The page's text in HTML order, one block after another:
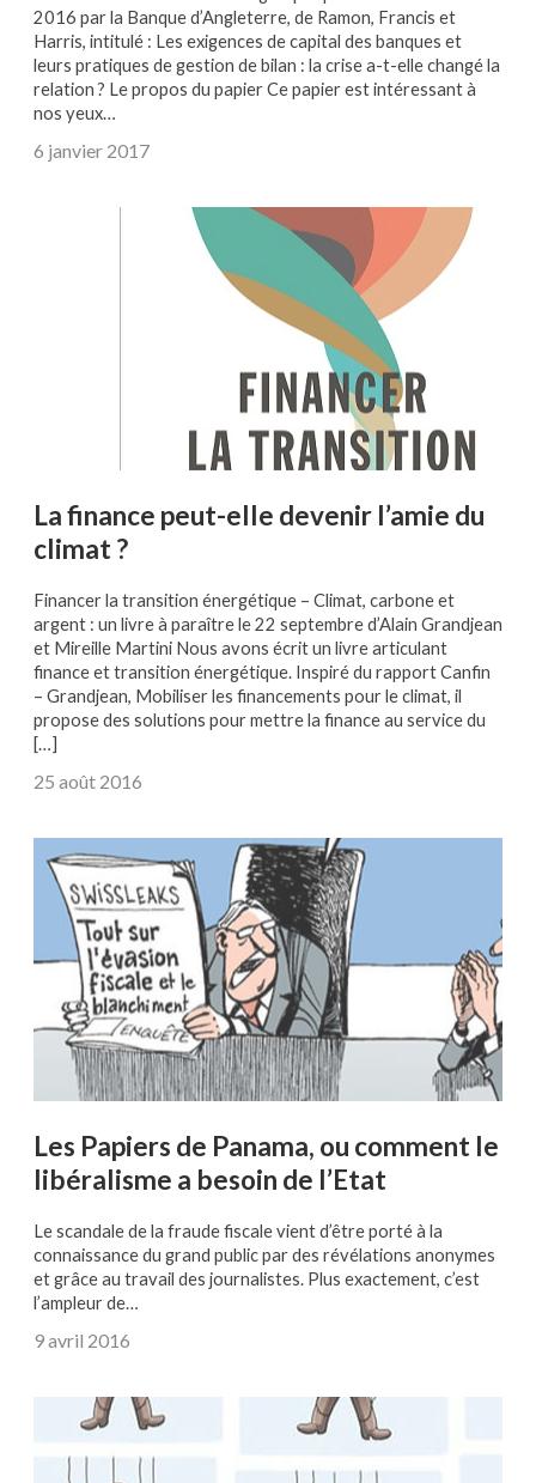
2016 par la Banque d’Angleterre, de Ramon, Francis et
Harris, intitulé : Les exigences de capital des banques et
leurs pratiques de gestion de bilan : la crise a-t-elle changé la
relation ? Le propos du papier Ce papier est intéressant à
nos yeux…
6 janvier 2017
La finance peut-elle devenir l’amie du
climat ?
Financer la transition énergétique – Climat, carbone et
argent : un livre à paraître le 22 septembre d’Alain Grandjean
et Mireille Martini Nous avons écrit un livre articulant
finance et transition énergétique. Inspiré du rapport Canfin
– Grandjean, Mobiliser les financements pour le climat, il
propose des solutions pour mettre la finance au service du
[…]
25 août 2016
Les Papiers de Panama, ou comment le
libéralisme a besoin de l’Etat
Le scandale de la fraude fiscale vient d’être porté à la
connaissance du grand public par des révélations anonymes
et grâce au travail des journalistes. Plus exactement, c’est
l’ampleur de…
9 avril 2016